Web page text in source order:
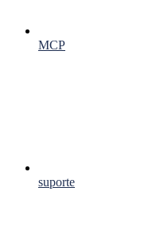
MCP
suporte